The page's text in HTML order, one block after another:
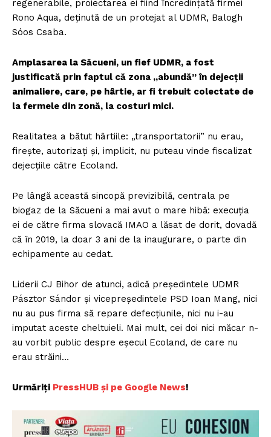
Un proiect
FREEDOM HOUSE ROMÂNIA
PRESShub
Despre noi / Echipa
Proiecte editoriale
Rețea
Contact
regenerabile, proiectarea ei fiind încredințată firmei
Rono Aqua, deținută de un protejat al UDMR, Balogh
Sóos Csaba.
Amplasarea la Săcueni, un fief UDMR, a fost
justificată prin faptul că zona „abundă” în dejecții
animaliere, care, pe hârtie, ar fi trebuit colectate de
la fermele din zonă, la costuri mici.
Realitatea a bătut hârtiile: „transportatorii” nu erau,
firește, autorizați și, implicit, nu puteau vinde fiscalizat
dejecțiile către Ecoland.
Pe lângă această sincopă previzibilă, centrala pe
biogaz de la Săcueni a mai avut o mare hibă: execuția
ei de către firma slovacă IMAO a lăsat de dorit, dovadă
că în 2019, la doar 3 ani de la inaugurare, o parte din
echipamente au cedat.
Liderii CJ Bihor de atunci, adică președintele UDMR
Pásztor Sándor și vicepreședintele PSD Ioan Mang, nici
nu au pus firma să repare defecțiunile, nici nu i-au
imputat aceste cheltuieli. Mai mult, cei doi nici măcar n-
au vorbit public despre eșecul Ecoland, de care nu
erau străini…
Urmăriți PressHUB și pe Google News!